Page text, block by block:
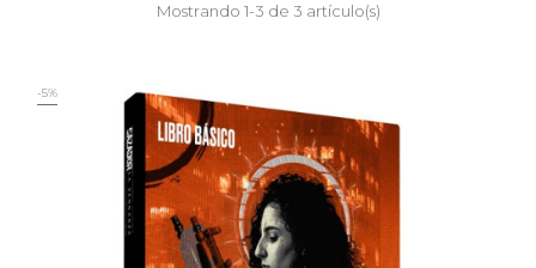
Mostrando 1-3 de 3 artículo(s)
-5%